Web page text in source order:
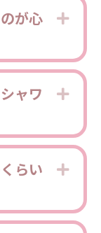
が心
ャワ
らい